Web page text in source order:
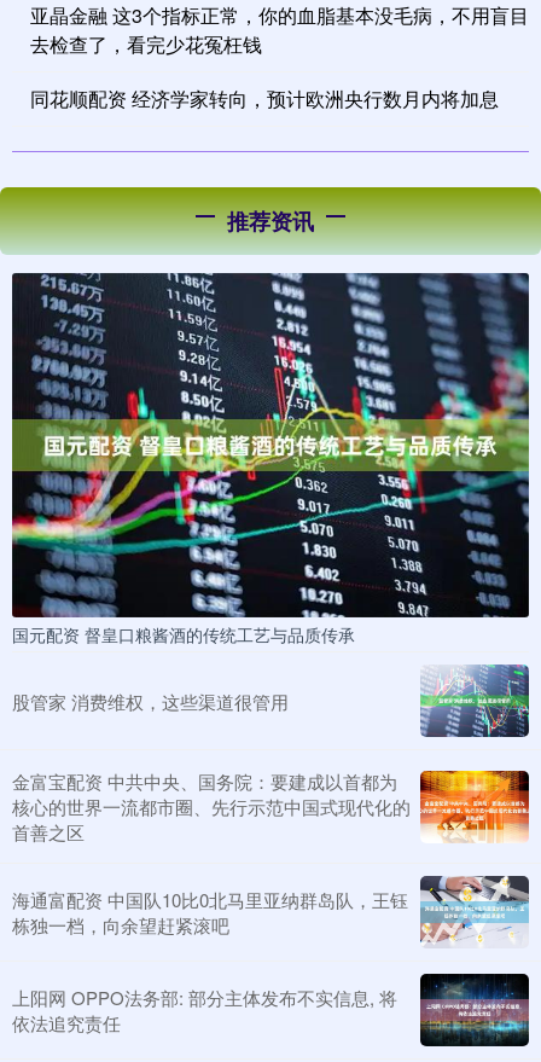
亚晶金融 这3个指标正常，你的血脂基本没毛病，不用盲目
去检查了，看完少花冤枉钱
同花顺配资 经济学家转向，预计欧洲央行数月内将加息
推荐资讯
国元配资 督皇口粮酱酒的传统工艺与品质传承
股管家 消费维权，这些渠道很管用
金富宝配资 中共中央、国务院：要建成以首都为
核心的世界一流都市圈、先行示范中国式现代化的
首善之区
海通富配资 中国队10比0北马里亚纳群岛队，王钰
栋独一档，向余望赶紧滚吧
上阳网 OPPO法务部: 部分主体发布不实信息, 将
依法追究责任